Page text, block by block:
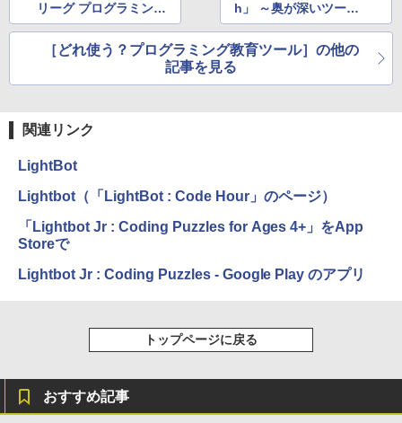
New Amazon Kindle Scribe Colorsoft |
11インチカラーディスプレイ、64GBスト
レージ、ノート機能搭載、明るさ自動調
整、色調調節ライト、プレミアムペン付
リーグ プログラミング
コロシアム」
h」 ～奥が深いツール
はサンプルのマネから
始めよう
［どれ使う？プログラミング教育ツール］の他の
記事を見る
関連リンク
LightBot
Lightbot（「LightBot : Code Hour」のページ）
‎「Lightbot Jr : Coding Puzzles for Ages 4+」をApp
Storeで
Lightbot Jr : Coding Puzzles - Google Play のアプリ
トップページに戻る
おすすめ記事